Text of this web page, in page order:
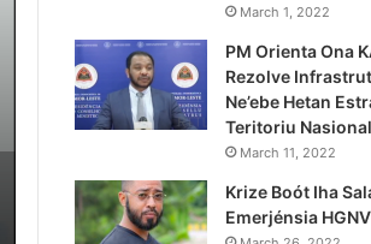
Lei
Kaptura
March 1, 2022
PM Orienta Ona
Rezolve
Ne’ebe Hetan
Teritoriu Nasional
March 11, 2022
Krize Boót Iha
Emerjénsia HGNV